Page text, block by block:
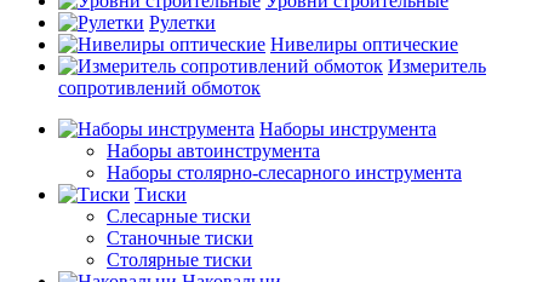
Рулетки
Нивелиры оптические
Измеритель
сопротивлений обмоток
Наборы инструмента
Наборы автоинструмента
Наборы столярно-слесарного инструмента
Тиски
Слесарные тиски
Станочные тиски
Столярные тиски